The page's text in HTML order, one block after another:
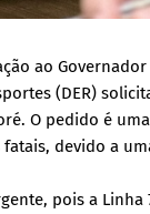
ao
(DER)
O pedido é
devido a
pois a